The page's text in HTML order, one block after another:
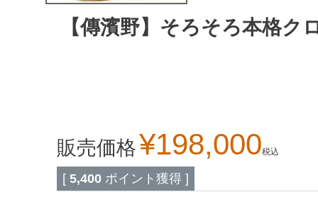
【傳濱野】そろそろ本格
販売価格¥198,000税込
[ 5,400 ポイント獲得 ]